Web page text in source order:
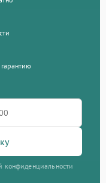
конфиденциальности